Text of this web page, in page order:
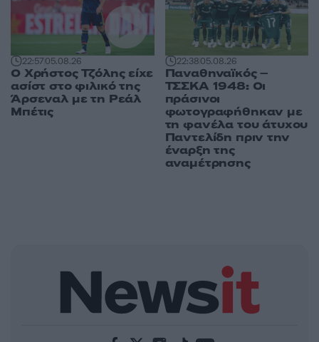
22:5705.08.26
Ο Χρήστος Τζόλης είχε
ασίστ στο φιλικό της
Άρσεναλ με τη Ρεάλ
Μπέτις
22:3805.08.26
Παναθηναϊκός –
ΤΣΣΚΑ 1948: Οι
πράσινοι
φωτογραφήθηκαν με
τη φανέλα του άτυχου
Παντελίδη πριν την
έναρξη της
αναμέτρησης